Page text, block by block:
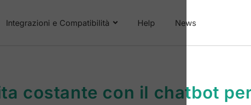
Integrazioni e Compatibilità Help News
costante con il chatbot